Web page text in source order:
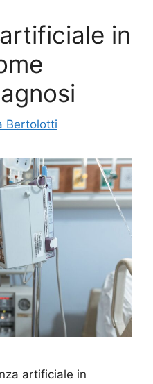
in
Bertolotti
artificiale in